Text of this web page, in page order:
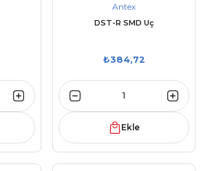
Antex
DST-R SMD Uç
₺384,72
Ekle